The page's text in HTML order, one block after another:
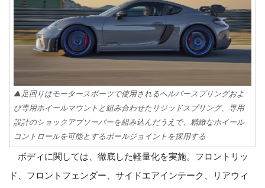
▲足回りはモータースポーツで使用されるヘルパースプリングおよ
び専用ホイールマウントと組み合わせたリジッドスプリング、専用
設計のショックアブソーバーを組み込んだうえで、精緻なホイール
コントロールを可能とするボールジョイントを採用する
ボディに関しては、徹底した軽量化を実施。フロントリッ
ド、フロントフェンダー、サイドエアインテーク、リアウィ